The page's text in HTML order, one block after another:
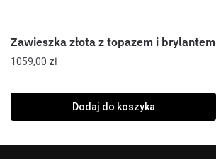
Zawieszka złota z topazem i brylantem
1059,00 zł
Dodaj do koszyka